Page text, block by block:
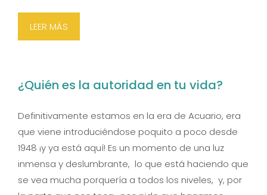
LEER MÁS
¿Quién es la autoridad en tu vida?
Definitivamente estamos en la era de Acuario, era
que viene introduciéndose poquito a poco desde
1948 ¡y ya está aquí! Es un momento de una luz
inmensa y deslumbrante, lo que está haciendo que
se vea mucha porquería a todos los niveles, y, por